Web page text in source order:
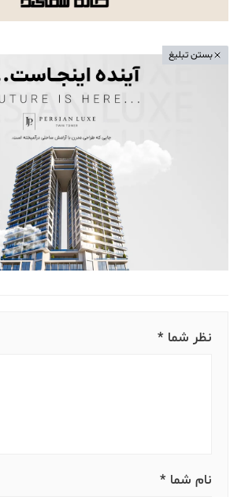
بستن تبلیغ
نظر شما *
نام شما *